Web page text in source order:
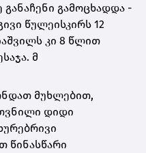
გამოცხადდა -
წულეისკირს 12
კი 8 წლით
მ
მუხლებით,
დიდი
წინასწარი